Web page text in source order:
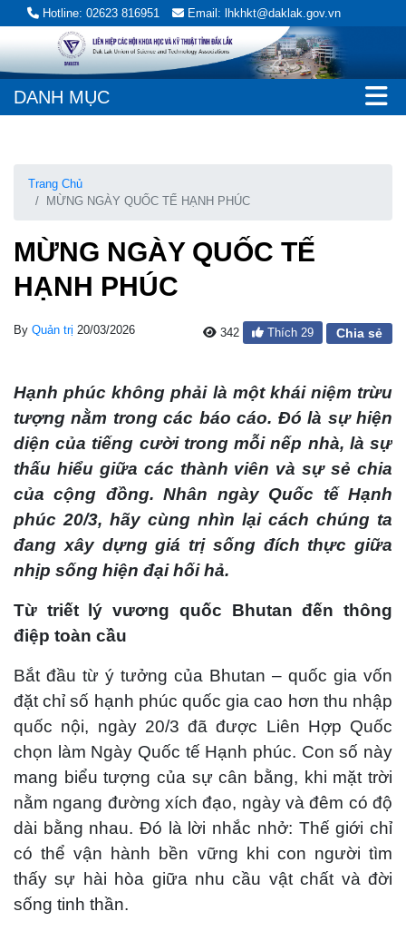
Hotline: 02623 816951 Email: lhkhkt@daklak.gov.vn
DANH MỤC
Trang Chủ
MỪNG NGÀY QUỐC TẾ HẠNH PHÚC
MỪNG NGÀY QUỐC TẾ
HẠNH PHÚC
By Quản trị 20/03/2026 342 Thích 29 Chia sẻ
Hạnh phúc không phải là một khái niệm trừu
tượng nằm trong các báo cáo. Đó là sự hiện
diện của tiếng cười trong mỗi nếp nhà, là sự
thấu hiểu giữa các thành viên và sự sẻ chia
của cộng đồng. Nhân ngày Quốc tế Hạnh
phúc 20/3, hãy cùng nhìn lại cách chúng ta
đang xây dựng giá trị sống đích thực giữa
nhịp sống hiện đại hối hả.
Từ triết lý vương quốc Bhutan đến thông
điệp toàn cầu
Bắt đầu từ ý tưởng của Bhutan – quốc gia vốn
đặt chỉ số hạnh phúc quốc gia cao hơn thu nhập
quốc nội, ngày 20/3 đã được Liên Hợp Quốc
chọn làm Ngày Quốc tế Hạnh phúc. Con số này
mang biểu tượng của sự cân bằng, khi mặt trời
nằm ngang đường xích đạo, ngày và đêm có độ
dài bằng nhau. Đó là lời nhắc nhở: Thế giới chỉ
có thể vận hành bền vững khi con người tìm
thấy sự hài hòa giữa nhu cầu vật chất và đời
sống tinh thần.